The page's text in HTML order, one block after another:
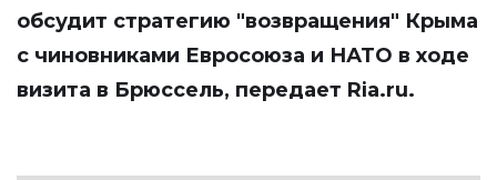
обсудит стратегию "возвращения" Крыма
с чиновниками Евросоюза и НАТО в ходе
визита в Брюссель, передает Ria.ru.